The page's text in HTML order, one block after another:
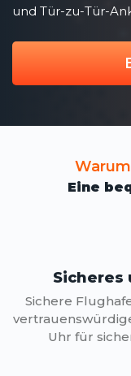
und Tür-zu-Tür-
Eine
Sicheres
Sichere
Uhr für